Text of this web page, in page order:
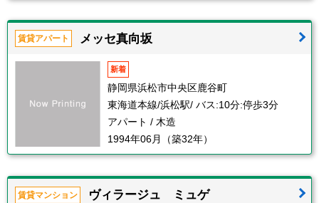
賃貸アパート メッセ真向坂
新着
静岡県浜松市中央区鹿谷町
東海道本線/浜松駅/ バス:10分:停歩3分
アパート / 木造
1994年06月（築32年）
賃貸マンション ヴィラージュ ミュゲ